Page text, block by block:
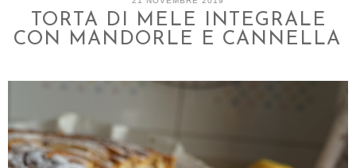
TORTA DI MELE INTEGRALE
CON MANDORLE E CANNELLA